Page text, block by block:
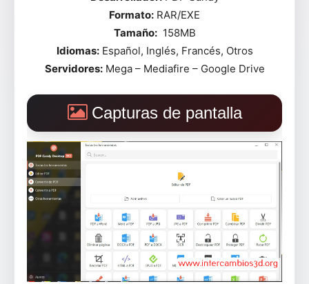
Formato: RAR/EXE
Tamaño:158MB
Idiomas:Español, Inglés, Francés, Otros
Servidores:Mega – Mediafire – Google Drive
Capturas de pantalla